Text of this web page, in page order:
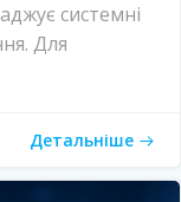
системні
Для
Детальніше